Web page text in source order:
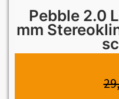
Pebble 2.0
mm